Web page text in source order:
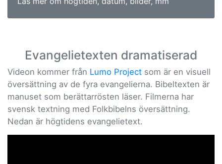
Evangelietexten dramatiserad
Videon kommer från Lumo Project som är en visuell
översättning av de fyra evangelierna. Bibeltexten är
manuset som berättarrösten läser. Filmerna har
svensk textning med Folkbibelns översättning.
Nedan är högtidens evangelietext.